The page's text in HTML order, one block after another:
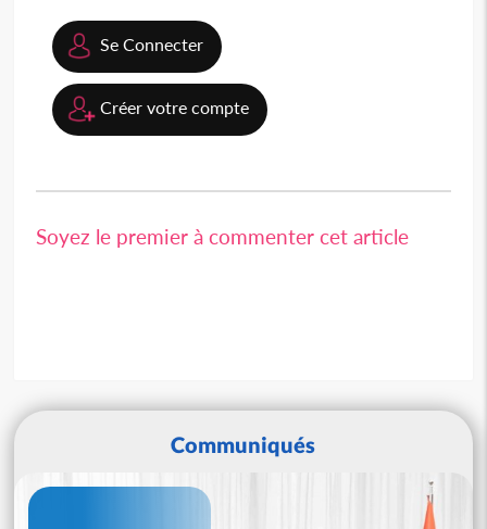
Se Connecter
Créer votre compte
Soyez le premier à commenter cet article
Communiqués